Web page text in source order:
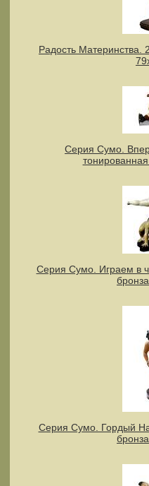
Радость Материнства.
Серия Сумо.
Серия Сумо. Играем в
Серия Сумо. Гордый